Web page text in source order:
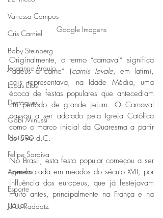
Vanessa Campos
Cris Carniel
Baby Steinberg
Joseanne Araujo
Lucas Eibs
Destaques
Gabi Minussi
Notícias
Felipe Saraiva
Agenda
Esporte
Joice Raddatz
Google Imagens
Originalmente, o termo “carnaval” significa
“adeus à carne” (carnis levale, em latim),
pois representava, na Idade Média, uma
época de festas populares que antecediam
um período de grande jejum. O Carnaval
passou a ser adotado pela Igreja Católica
como o marco inicial da Quaresma a partir
de 590 d.C.
No Brasil, esta festa popular começou a ser
comemorada em meados do século XVII, por
influência dos europeus, que já festejavam
muito antes, principalmente na França e na
Itália.